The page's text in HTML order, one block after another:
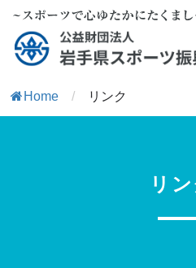
Home / リンク
リン